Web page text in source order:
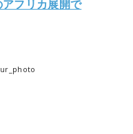
フリカ展開で